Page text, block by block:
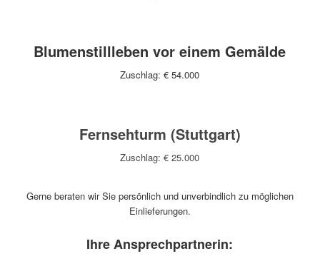
Blumenstillleben vor einem Gemälde
Zuschlag: € 54.000
Fernsehturm (Stuttgart)
Zuschlag: € 25.000
Gerne beraten wir Sie persönlich und unverbindlich zu möglichen
Einlieferungen.
Ihre Ansprechpartnerin: